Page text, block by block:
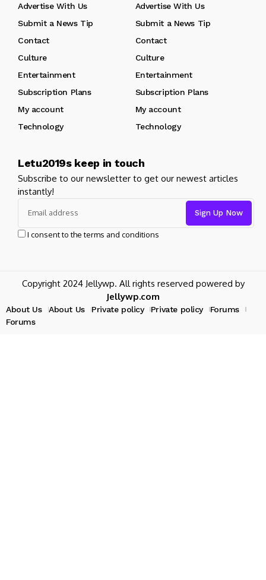
Advertise With Us
Advertise With Us
Submit a News Tip
Submit a News Tip
Contact
Contact
Culture
Culture
Entertainment
Entertainment
Subscription Plans
Subscription Plans
My account
My account
Technology
Technology
Letu2019s keep in touch
Subscribe to our newsletter to get our newest articles
instantly!
I consent to the terms and conditions
Copyright 2024 Jellywp. All rights reserved powered by
Jellywp.com
About Us About Us Private policy Private policy
Forums
Forums